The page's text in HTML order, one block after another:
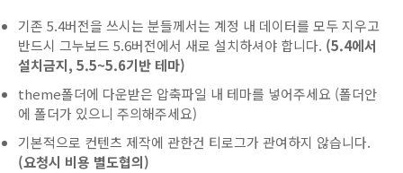
기존 5.4버전을 쓰시는 분들께서는 계정 내 데이터를 모두 지우고
반드시 그누보드 5.6버전에서 새로 설치하셔야 합니다. (5.4에서
설치금지, 5.5~5.6기반 테마)
theme폴더에 다운받은 압축파일 내 테마를 넣어주세요 (폴더안
에 폴더가 있으니 주의해주세요)
기본적으로 컨텐츠 제작에 관한건 티로그가 관여하지 않습니다.
(요청시 비용 별도협의)